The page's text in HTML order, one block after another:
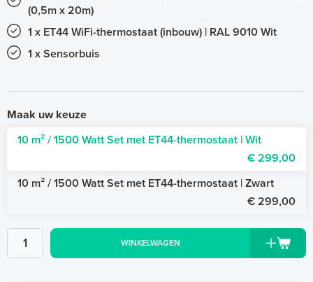
(0,5m x 20m)
1 x ET44 WiFi-thermostaat (inbouw) | RAL 9010 Wit
1 x Sensorbuis
Maak uw keuze
10 m² / 1500 Watt Set met ET44-thermostaat | Wit
€ 299,00
10 m² / 1500 Watt Set met ET44-thermostaat | Zwart
€ 299,00
WINKELWAGEN